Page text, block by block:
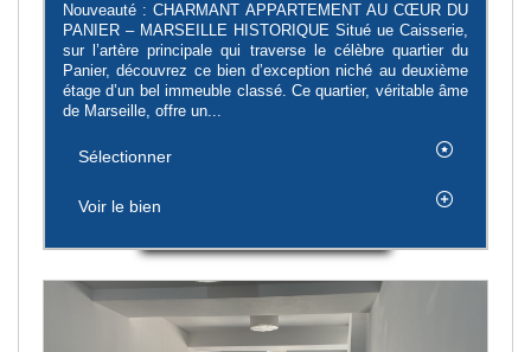
Nouveauté : CHARMANT APPARTEMENT AU CŒUR DU
PANIER – MARSEILLE HISTORIQUE Situé ue Caisserie,
sur l’artère principale qui traverse le célèbre quartier du
Panier, découvrez ce bien d’exception niché au deuxième
étage d’un bel immeuble classé. Ce quartier, véritable âme
de Marseille, offre un...
Sélectionner
Voir le bien